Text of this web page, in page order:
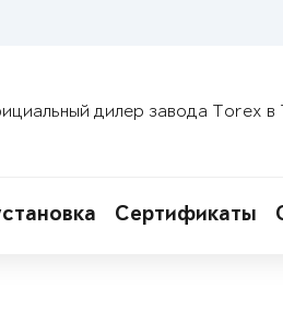
дилер завода Torex в
Сертификаты